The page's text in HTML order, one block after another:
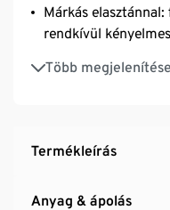
Márkás
rendkívül
Több megjelenítése
Uniszex
Egy méret
Termékleírás
Anyag & ápolás